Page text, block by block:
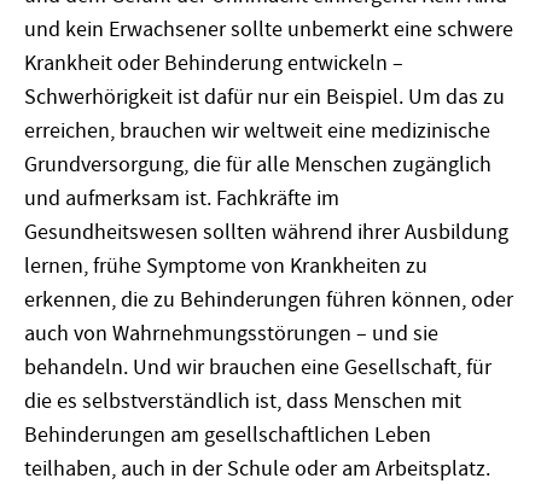
und kein Erwachsener sollte unbemerkt eine schwere
Krankheit oder Behinderung entwickeln –
Schwerhörigkeit ist dafür nur ein Beispiel. Um das zu
erreichen, brauchen wir weltweit eine medizinische
Grundversorgung, die für alle Menschen zugänglich
und aufmerksam ist. Fachkräfte im
Gesundheitswesen sollten während ihrer Ausbildung
lernen, frühe Symptome von Krankheiten zu
erkennen, die zu Behinderungen führen können, oder
auch von Wahrnehmungsstörungen – und sie
behandeln. Und wir brauchen eine Gesellschaft, für
die es selbstverständlich ist, dass Menschen mit
Behinderungen am gesellschaftlichen Leben
teilhaben, auch in der Schule oder am Arbeitsplatz.